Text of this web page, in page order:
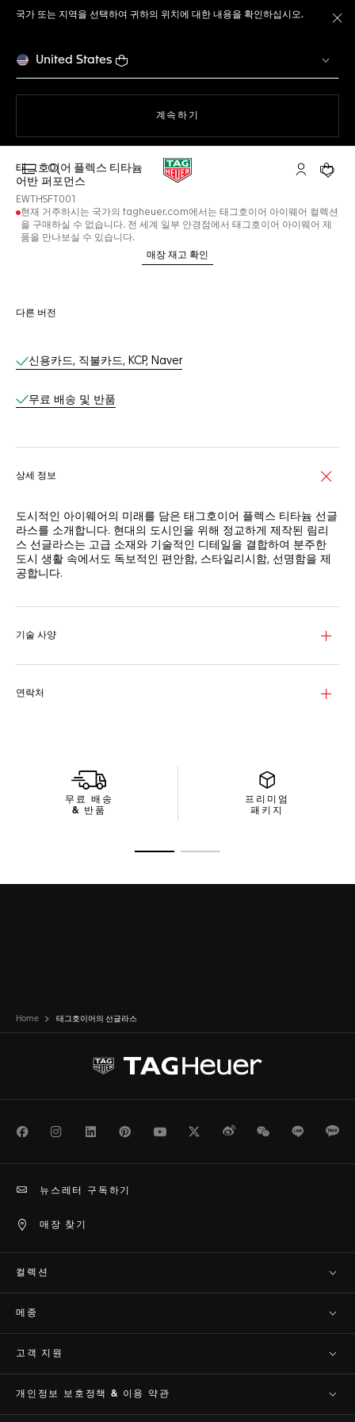
국가 또는 지역을 선택하여 귀하의 위치에 대한 내용을 확인하십시오.
United States
웹사이트에서
계속하기
검색 열기 마이 태그호
귀하
태그호이어 플렉스 티타늄
어반 퍼포먼스
EWTHSFT001
현재 거주하시는 국가의 tagheuer.com에서는 태그호이어 아이웨어 컬렉션
을 구매하실 수 없습니다. 전 세계 일부 안경점에서 태그호이어 아이웨어 제
품을 만나보실 수 있습니다.
매장 재고 확인
다른 버전
온라인 서비스
신용카드, 직불카드, KCP, Naver
무료 배송 및 반품​
상세 정보
도시적인 아이웨어의 미래를 담은 태그호이어 플렉스 티타늄 선글
라스를 소개합니다. 현대의 도시인을 위해 정교하게 제작된 림리
스 선글라스는 고급 소재와 기술적인 디테일을 결합하여 분주한
도시 생활 속에서도 독보적인 편안함, 스타일리시함, 선명함을 제
공합니다.
된 프레임은 더욱 가볍고 유연한 감각을 선사하여 도시를 탐험할
실버 플래시로 코팅 처리한 실버 세이지 렌즈를 갖춘 선글라스는
자원 활용을 향한 태그호이어의 헌신을 강조하며, 환경에 미치는
영향을 최소화하면서도 스타일리시한 매력을 선사합니다.
기술 사양
연락처
무료 배송
& 반품
프리미엄
패키지
Home 태그호이어의 선글라스
FacebookInstagram
LinkedInPinterestYoutubeTwitterWeiboWeChatLine
매장 찾기
뉴스레터 구독하기
컬렉션
메종
고객 지원​
개인정보 보호정책 & 이용 약관